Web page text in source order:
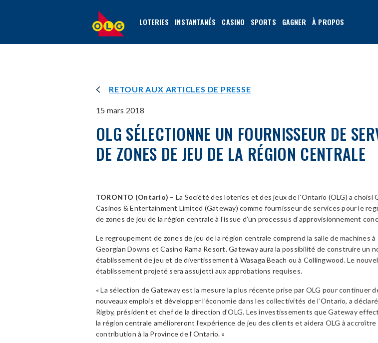
LOTERIES INSTANTANÉS CASINO SPORTS GAGNER À PROPOS
RETOUR AUX ARTICLES DE PRESSE
15 mars 2018
OLG SÉLECTIONNE UN FOURNISSEUR DE
DE ZONES DE JEU DE LA RÉGION CENTRALE
TORONTO (Ontario) – La Société des loteries et des jeux de l’Ontario (OLG) a choisi
Casinos & Entertainment Limited (Gateway) comme fournisseur de services pour le
de zones de jeu de la région centrale à l’issue d’un processus d’approvisionnement
Le regroupement de zones de jeu de la région centrale comprend la salle de machines à
Georgian Downs et Casino Rama Resort. Gateway aura la possibilité de construire un
établissement de jeu et de divertissement à Wasaga Beach ou à Collingwood. Le nouvel
établissement projeté sera assujetti aux approbations requises.
« La sélection de Gateway est la mesure la plus récente prise par OLG pour continuer
nouveaux emplois et développer l’économie dans les collectivités de l’Ontario, a
Rigby, président et chef de la direction d’OLG. Les investissements que Gateway
la région centrale amélioreront l’expérience de jeu des clients et aidera OLG à accroître
contribution à la Province de l’Ontario. »